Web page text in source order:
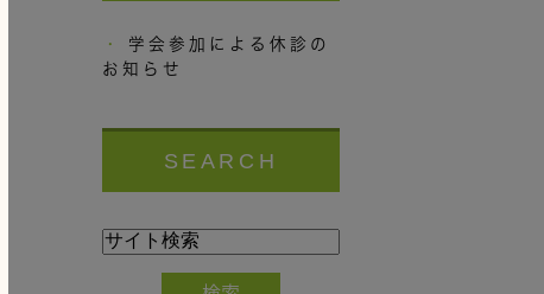
学会参加による休診の
お知らせ
SEARCH